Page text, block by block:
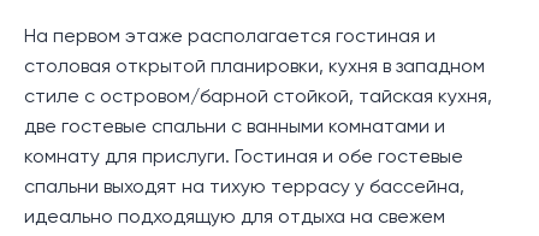
На первом этаже располагается гостиная и
столовая открытой планировки, кухня в западном
стиле с островом/барной стойкой, тайская кухня,
две гостевые спальни с ванными комнатами и
комнату для прислуги. Гостиная и обе гостевые
спальни выходят на тихую террасу у бассейна,
идеально подходящую для отдыха на свежем